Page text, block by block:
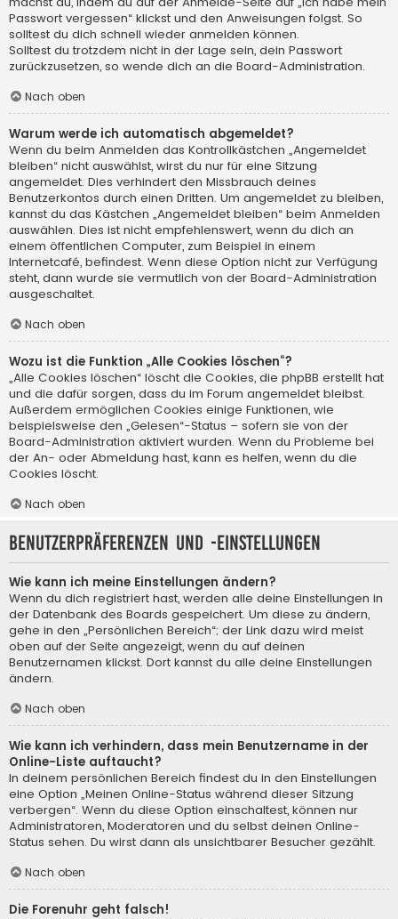
Passwort vergessen“ klickst und den Anweisungen folgst. So
solltest du dich schnell wieder anmelden können.
Solltest du trotzdem nicht in der Lage sein, dein Passwort
zurückzusetzen, so wende dich an die Board-Administration.
Nach oben
Warum werde ich automatisch abgemeldet?
Wenn du beim Anmelden das Kontrollkästchen „Angemeldet
bleiben“ nicht auswählst, wirst du nur für eine Sitzung
angemeldet. Dies verhindert den Missbrauch deines
Benutzerkontos durch einen Dritten. Um angemeldet zu bleiben,
kannst du das Kästchen „Angemeldet bleiben“ beim Anmelden
auswählen. Dies ist nicht empfehlenswert, wenn du dich an
einem öffentlichen Computer, zum Beispiel in einem
Internetcafé, befindest. Wenn diese Option nicht zur Verfügung
steht, dann wurde sie vermutlich von der Board-Administration
ausgeschaltet.
Nach oben
Wozu ist die Funktion „Alle Cookies löschen“?
„Alle Cookies löschen“ löscht die Cookies, die phpBB erstellt hat
und die dafür sorgen, dass du im Forum angemeldet bleibst.
Außerdem ermöglichen Cookies einige Funktionen, wie
beispielsweise den „Gelesen“-Status – sofern sie von der
Board-Administration aktiviert wurden. Wenn du Probleme bei
der An- oder Abmeldung hast, kann es helfen, wenn du die
Cookies löscht.
Nach oben
Benutzerpräferenzen und -einstellungen
Wie kann ich meine Einstellungen ändern?
Wenn du dich registriert hast, werden alle deine Einstellungen in
der Datenbank des Boards gespeichert. Um diese zu ändern,
gehe in den „Persönlichen Bereich“; der Link dazu wird meist
oben auf der Seite angezeigt, wenn du auf deinen
Benutzernamen klickst. Dort kannst du alle deine Einstellungen
ändern.
Nach oben
Wie kann ich verhindern, dass mein Benutzername in der
Online-Liste auftaucht?
In deinem persönlichen Bereich findest du in den Einstellungen
eine Option „Meinen Online-Status während dieser Sitzung
verbergen“. Wenn du diese Option einschaltest, können nur
Administratoren, Moderatoren und du selbst deinen Online-
Status sehen. Du wirst dann als unsichtbarer Besucher gezählt.
Nach oben
Die Forenuhr geht falsch!